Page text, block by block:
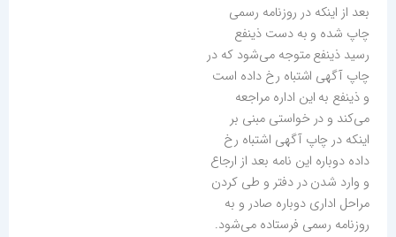
بعد از اینكه در روزنامه رسمی
چاپ شده و به دست ذینفع
رسید ذینفع متوجه می‌شود كه در
چاپ آگهی اشتباه رخ داده است
و ذینفع به این اداره مراجعه
می‌كند و در خواستی مبنی بر
اینكه در چاپ آگهی اشتباه رخ
داده دوباره این نامه بعد از ارجاع
و وارد شدن در دفتر و طی كردن
مراحل اداری دوباره صادر و به
روزنامه رسمی فرستاده می‌شود.